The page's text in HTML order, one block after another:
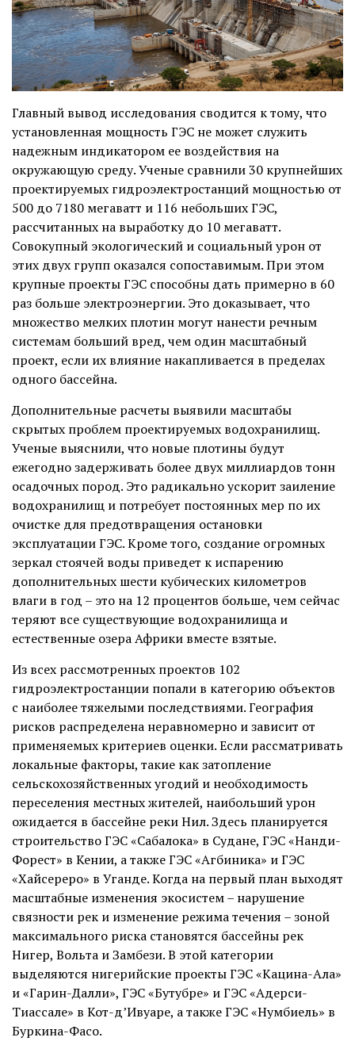
Главный вывод исследования сводится к тому, что
установленная мощность ГЭС не может служить
надежным индикатором ее воздействия на
окружающую среду. Ученые сравнили 30 крупнейших
проектируемых гидроэлектростанций мощностью от
500 до 7180 мегаватт и 116 небольших ГЭС,
рассчитанных на выработку до 10 мегаватт.
Совокупный экологический и социальный урон от
этих двух групп оказался сопоставимым. При этом
крупные проекты ГЭС способны дать примерно в 60
раз больше электроэнергии. Это доказывает, что
множество мелких плотин могут нанести речным
системам больший вред, чем один масштабный
проект, если их влияние накапливается в пределах
одного бассейна.
Дополнительные расчеты выявили масштабы
скрытых проблем проектируемых водохранилищ.
Ученые выяснили, что новые плотины будут
ежегодно задерживать более двух миллиардов тонн
осадочных пород. Это радикально ускорит заиление
водохранилищ и потребует постоянных мер по их
очистке для предотвращения остановки
эксплуатации ГЭС. Кроме того, создание огромных
зеркал стоячей воды приведет к испарению
дополнительных шести кубических километров
влаги в год – это на 12 процентов больше, чем сейчас
теряют все существующие водохранилища и
естественные озера Африки вместе взятые.
Из всех рассмотренных проектов 102
гидроэлектростанции попали в категорию объектов
с наиболее тяжелыми последствиями. География
рисков распределена неравномерно и зависит от
применяемых критериев оценки. Если рассматривать
локальные факторы, такие как затопление
сельскохозяйственных угодий и необходимость
переселения местных жителей, наибольший урон
ожидается в бассейне реки Нил. Здесь планируется
строительство ГЭС «Сабалока» в Судане, ГЭС «Нанди-
Форест» в Кении, а также ГЭС «Агбиника» и ГЭС
«Хайсереро» в Уганде. Когда на первый план выходят
масштабные изменения экосистем – нарушение
связности рек и изменение режима течения – зоной
максимального риска становятся бассейны рек
Нигер, Вольта и Замбези. В этой категории
выделяются нигерийские проекты ГЭС «Кацина-Ала»
и «Гарин-Далли», ГЭС «Бутубре» и ГЭС «Адерси-
Тиассале» в Кот-д’Ивуаре, а также ГЭС «Нумбиель» в
Буркина-Фасо.